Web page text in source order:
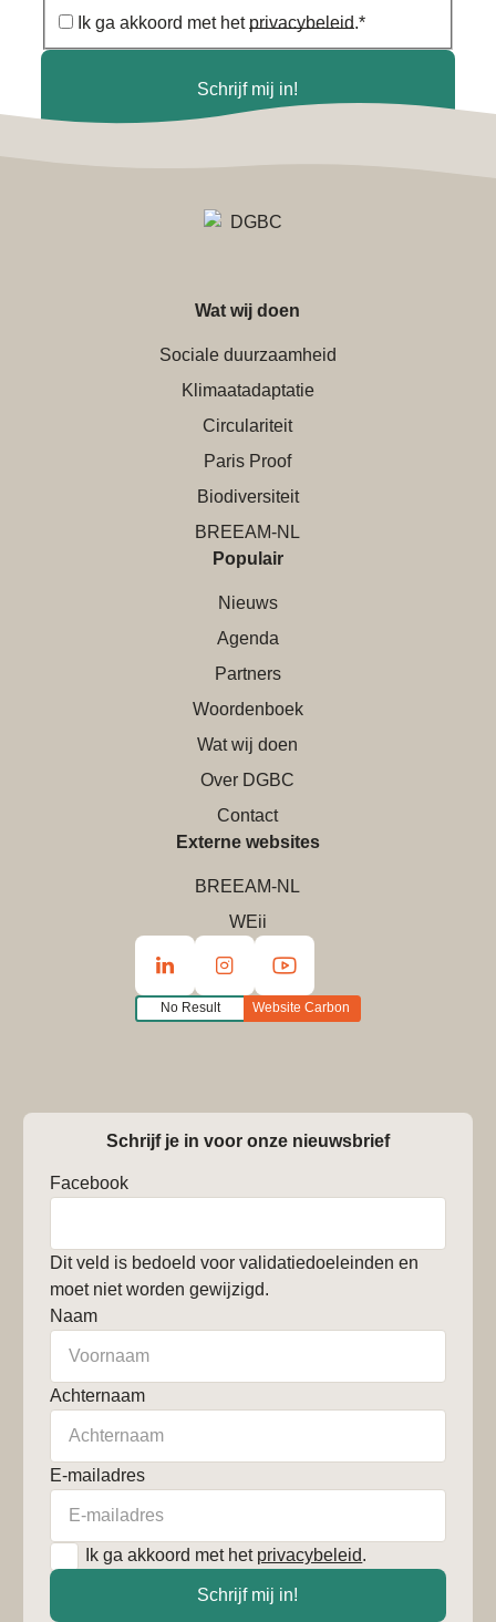
Ik ga akkoord met het privacybeleid.*
Schrijf mij in!
Wat wij doen
Sociale duurzaamheid
Klimaatadaptatie
Circulariteit
Paris Proof
Biodiversiteit
BREEAM-NL
Populair
Nieuws
Agenda
Partners
Woordenboek
Wat wij doen
Over DGBC
Contact
Externe websites
BREEAM-NL
WEii
No Result Website Carbon
Schrijf je in voor onze nieuwsbrief
Facebook
Dit veld is bedoeld voor validatiedoeleinden en
moet niet worden gewijzigd.
Naam
Achternaam
E-mailadres
Ik ga akkoord met het privacybeleid.
Schrijf mij in!